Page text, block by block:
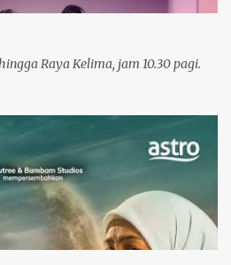
Raya Kelima, jam 10.30 pagi.